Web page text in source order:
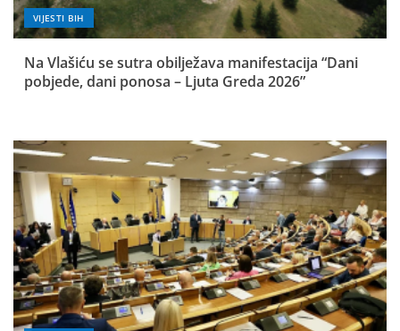
VIJESTI BIH
Na Vlašiću se sutra obilježava manifestacija “Dani
pobjede, dani ponosa – Ljuta Greda 2026”